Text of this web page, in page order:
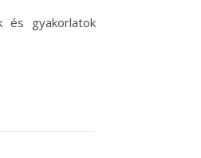
és gyakorlatok